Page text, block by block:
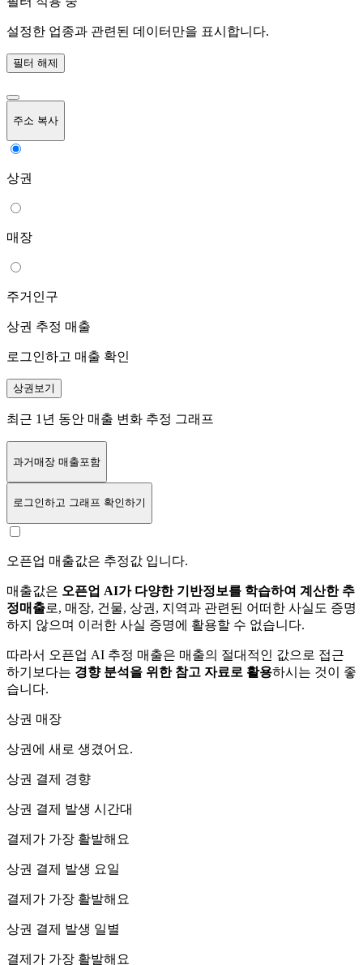
설정한 업종과 관련된 데이터만을 표시합니다.
필터 해제
주소 복사
상권
매장
주거인구
상권 추정 매출
로그인하고 매출 확인
상권보기
최근 1년 동안 매출 변화 추정 그래프
과거매장 매출포함
로그인하고 그래프 확인하기
오픈업 매출값은 추정값 입니다.
매출값은 오픈업 AI가 다양한 기반정보를 학습하여 계산한 추
정매출로, 매장, 건물, 상권, 지역과 관련된 어떠한 사실도 증명
하지 않으며 이러한 사실 증명에 활용할 수 없습니다.
따라서 오픈업 AI 추정 매출은 매출의 절대적인 값으로 접근
하기보다는 경향 분석을 위한 참고 자료로 활용하시는 것이 좋
습니다.
상권 매장
상권에 새로 생겼어요.
상권 결제 경향
상권 결제 발생 시간대
결제가 가장 활발해요
상권 결제 발생 요일
결제가 가장 활발해요
상권 결제 발생 일별
결제가 가장 활발해요